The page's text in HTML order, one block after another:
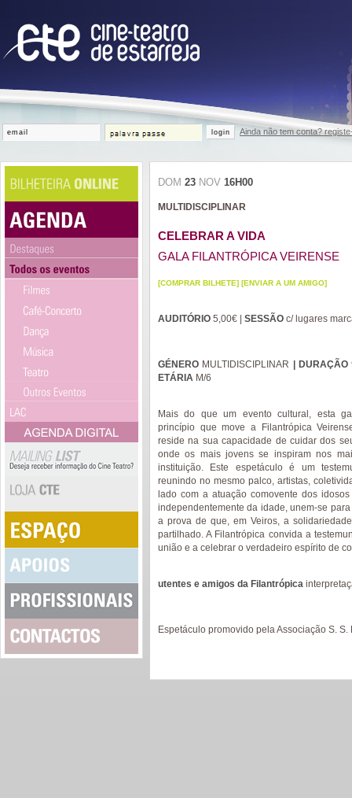
login Ainda não tem conta?
DOM 23 NOV 16H00
MULTIDISCIPLINAR
CELEBRAR A VIDA
GALA FILANTRÓPICA VEIRENSE
[COMPRAR BILHETE] [ENVIAR A UM AMIGO]
AUDITÓRIO 5,00€ | SESSÃO c/ lugares
GÉNERO MULTIDISCIPLINAR | DURAÇÃO
ETÁRIA M/6
Mais do que um evento cultural, esta
princípio que move a Filantrópica
reside na sua capacidade de cuidar dos
onde os mais jovens se inspiram nos
instituição. Este espetáculo é um
reunindo no mesmo palco, artistas,
lado com a atuação comovente dos
independentemente da idade, unem-se
a prova de que, em Veiros, a
partilhado. A Filantrópica convida a
união e a celebrar o verdadeiro espírito de
utentes e amigos da Filantrópica
Espetáculo promovido pela Associação S.